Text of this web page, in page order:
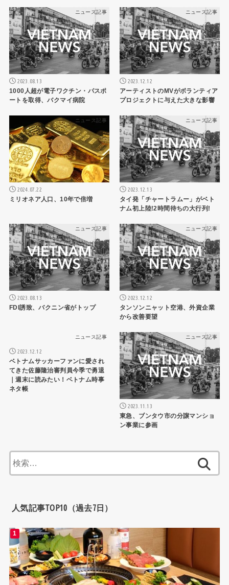
ニュース記事
2023.08.13
1000人超が電子ワクチン・パスポ
ートを取得、バクマイ病院
ニュース記事
2023.12.12
アーティストのMVがボランティア
プロジェクトに与えた大きな影響
ニュース記事
2024.07.22
ミリオネア人口、10年で倍増
ニュース記事
2023.12.13
タイ発「チャートラムー」がベト
ナム初上陸!2時間待ちの大行列!
ニュース記事
2023.08.13
FDI誘致、バクニン省がトップ
ニュース記事
2023.12.12
タンソンニャット空港、外資企業
から改善要望
ニュース記事
2023.12.12
ベトナムサッカーファンに愛され
てきた佐藤隆治審判員今季で勇退
｜週末に読みたい！ベトナム時事
ネタ帳
ニュース記事
2023.11.13
東急、ブンタウ市の分譲マンショ
ン事業に参画
索:
人気記事TOP10（過去7日）